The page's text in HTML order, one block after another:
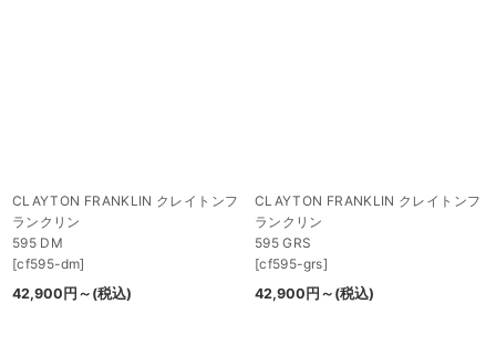
CLAYTON FRANKLIN クレイトンフ
ランクリン
595 DM
[cf595-dm]
42,900 円 ～ (税込)
CLAYTON FRANKLIN クレイトンフ
ランクリン
595 GRS
[cf595-grs]
42,900 円 ～ (税込)